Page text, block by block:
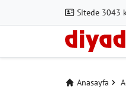
Sitede 3043
Anasayfa